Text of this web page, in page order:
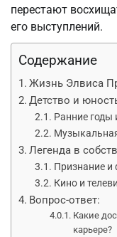
перестают
его выступлений.
Содержание
Жизнь Элвиса
Детство и
Ранние годы
Легенда в
Признание и
Кино и
Вопрос-ответ:
Какие
карьере?